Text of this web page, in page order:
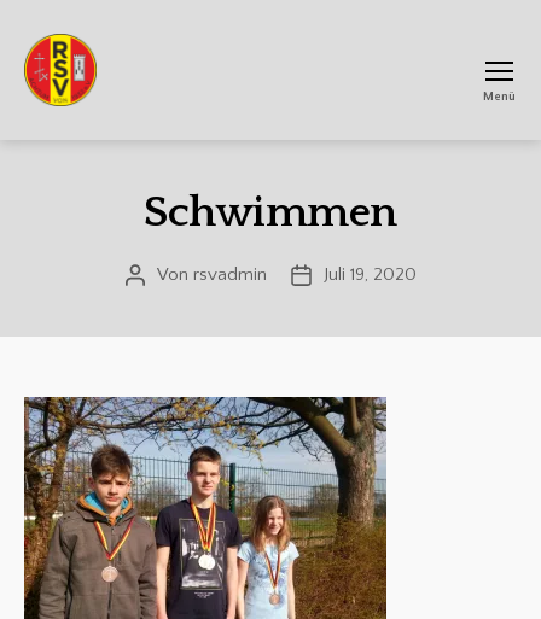
Menü
Schwimmen
Beitragsautor
Von rsvadmin Veröffentlichungsdatum
Juli 19, 2020